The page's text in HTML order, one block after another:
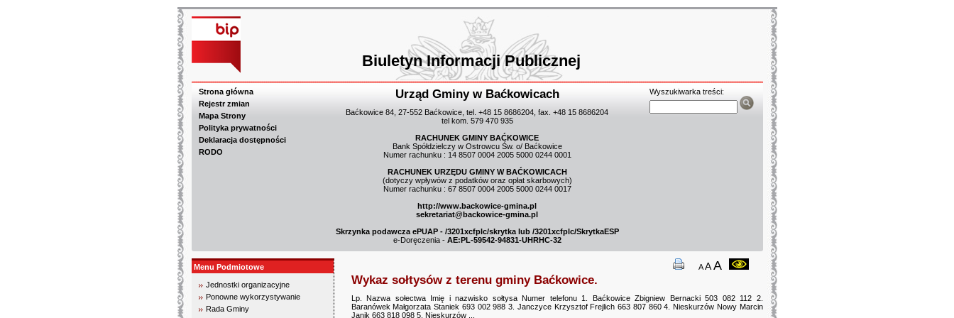
Biuletyn Informacji Publicznej
Strona główna
Rejestr zmian
Mapa Strony
Polityka prywatności
Deklaracja dostępności
RODO
Wyszukiwarka treści:
Urząd Gminy w Baćkowicach
Baćkowice 84, 27-552 Baćkowice, tel. +48 15 8686204, fax. +48 15 8686204
tel kom. 579 470 935
RACHUNEK GMINY BAĆKOWICE
Bank Spółdzielczy w Ostrowcu Św. o/ Baćkowice
Numer rachunku : 14 8507 0004 2005 5000 0244 0001
RACHUNEK URZĘDU GMINY W BAĆKOWICACH
(dotyczy wpływów z podatków oraz opłat skarbowych)
Numer rachunku : 67 8507 0004 2005 5000 0244 0017
http://www.backowice-gmina.pl
sekretariat@backowice-gmina.pl
Skrzynka podawcza ePUAP - /3201xcfplc/skrytka lub /3201xcfplc/SkrytkaESP
e-Doręczenia - AE:PL-59542-94831-UHRHC-32
Menu Podmiotowe
Jednostki organizacyjne
Ponowne wykorzystywanie
Rada Gminy
A A A
Wykaz sołtysów z terenu gminy Baćkowice.
Lp. Nazwa sołectwa Imię i nazwisko sołtysa Numer telefonu 1. Baćkowice Zbigniew Bernacki 503 082 112 2.
Baranówek Małgorzata Staniek 693 002 988 3. Janczyce Krzysztof Frejlich 663 807 860 4. Nieskurzów Nowy Marcin
Janik 663 818 098 5. Nieskurzów ...